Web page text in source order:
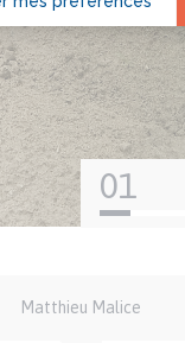
01
Matthieu Malice